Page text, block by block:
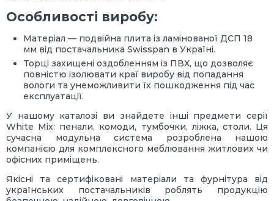
Особливості виробу:
Матеріал — подвійна плита із ламінованої ДСП 18
мм від постачальника Swisspan в Україні.
Торці захищені оздобленням із ПВХ, що дозволяє
повністю ізолювати краї виробу від попадання
вологи та унеможливити їх пошкодження під час
експлуатації.
У нашому каталозі ви знайдете інші предмети серії
White Mix: пенали, комоди, тумбочки, ліжка, столи. Ця
сучасна модульна система розроблена нашою
компанією для комплексного меблювання житлових чи
офісних приміщень.
Якісні та сертифіковані матеріали та фурнітура від
українських постачальників роблять продукцію